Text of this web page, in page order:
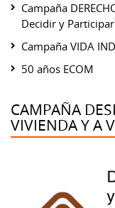
Campaña
Decidir y Participar
Campaña VIDA
50 años ECOM
CAMPAÑA
VIVIENDA Y A